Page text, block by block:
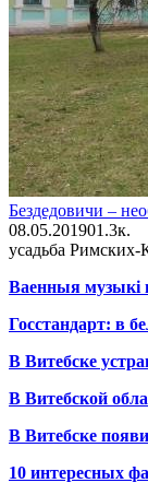
Бездедовичи –
08.05.201901.3к.
усадьба
Ваенныя музыкі
Госстандарт: в
В Витебске
В Витебской
В Витебске
10 интересных